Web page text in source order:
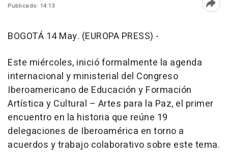
Publicado: 14:13
BOGOTÁ 14 May. (EUROPA PRESS) -
Este miércoles, inició formalmente la agenda
internacional y ministerial del Congreso
Iberoamericano de Educación y Formación
Artística y Cultural – Artes para la Paz, el primer
encuentro en la historia que reúne 19
delegaciones de Iberoamérica en torno a
acuerdos y trabajo colaborativo sobre este tema.